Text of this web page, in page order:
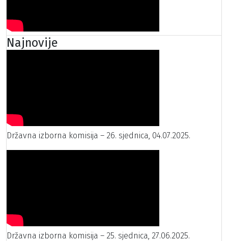
Najnovije
Državna izborna komisija – 26. sjednica, 04.07.2025.
Državna izborna komisija – 25. sjednica, 27.06.2025.